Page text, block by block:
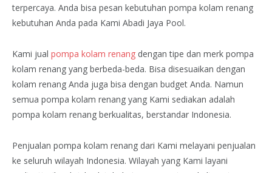
terpercaya. Anda bisa pesan kebutuhan pompa kolam renang
kebutuhan Anda pada Kami Abadi Jaya Pool.
Kami jual pompa kolam renang dengan tipe dan merk pompa
kolam renang yang berbeda-beda. Bisa disesuaikan dengan
kolam renang Anda juga bisa dengan budget Anda. Namun
semua pompa kolam renang yang Kami sediakan adalah
pompa kolam renang berkualitas, berstandar Indonesia.
Penjualan pompa kolam renang dari Kami melayani penjualan
ke seluruh wilayah Indonesia. Wilayah yang Kami layani